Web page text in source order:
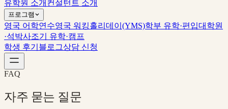
유학원 소개 컨설턴트 소개
프로그램
영국 어학연수영국 워킹홀리데이(YMS)학부 유학·편입대학원
·석박사조기 유학·캠프
학생 후기 블로그상담 신청
FAQ
자주 묻는 질문